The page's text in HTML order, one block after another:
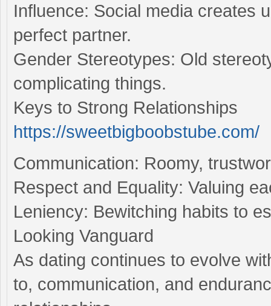
Influence: Social media creates
perfect partner.
Gender Stereotypes: Old
complicating things.
Keys to Strong Relationships
https://sweetbigboobstube.com/
Communication: Roomy,
Respect and Equality: Valuing
Leniency: Bewitching habits to
Looking Vanguard
As dating continues to evolve
to, communication, and